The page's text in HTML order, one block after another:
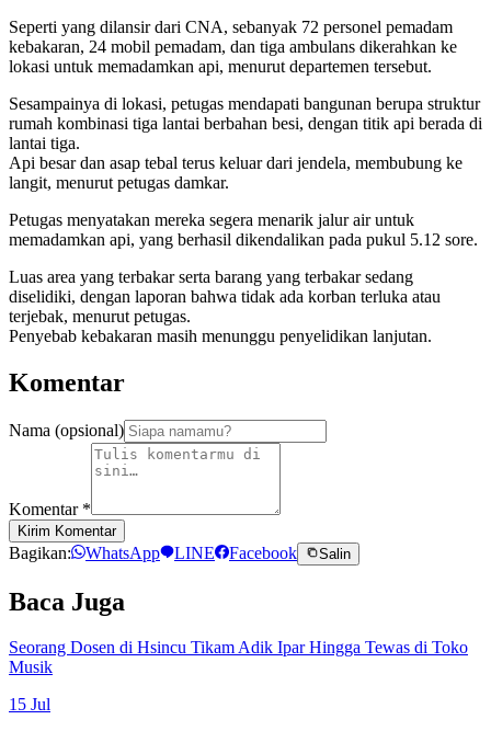
Seperti yang dilansir dari CNA, sebanyak 72 personel pemadam
kebakaran, 24 mobil pemadam, dan tiga ambulans dikerahkan ke
lokasi untuk memadamkan api, menurut departemen tersebut.
Sesampainya di lokasi, petugas mendapati bangunan berupa struktur
rumah kombinasi tiga lantai berbahan besi, dengan titik api berada di
lantai tiga.
Api besar dan asap tebal terus keluar dari jendela, membubung ke
langit, menurut petugas damkar.
Petugas menyatakan mereka segera menarik jalur air untuk
memadamkan api, yang berhasil dikendalikan pada pukul 5.12 sore.
Luas area yang terbakar serta barang yang terbakar sedang
diselidiki, dengan laporan bahwa tidak ada korban terluka atau
terjebak, menurut petugas.
Penyebab kebakaran masih menunggu penyelidikan lanjutan.
Komentar
Nama (opsional)
Komentar *
Kirim Komentar
Bagikan: WhatsApp LINE Facebook Salin
Baca Juga
Seorang Dosen di Hsincu Tikam Adik Ipar Hingga Tewas di Toko
Musik
15 Jul